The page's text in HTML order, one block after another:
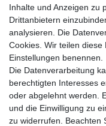
Anleitungen
Vertrag widerrufen
PARTNER
DHL
GLS
Inhalte und Anzeigen zu
Drittanbietern
analysieren. Die
Cookies. Wir teilen
Einstellungen benennen.
Die Datenverarbeitung
berechtigten Interesses
oder abgelehnt werden.
und die Einwilligung zu
zu widerrufen. Beachten